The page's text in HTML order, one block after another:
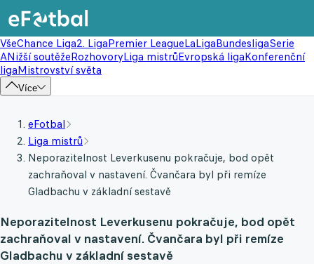
VšeChance Liga2. LigaPremier LeagueLaLigaBundesligaSerie
ANižší soutěžeRozhovoryLiga mistrůEvropská ligaKonferenční
ligaMistrovství světa
Více
eFotbal
Liga mistrů
Neporazitelnost Leverkusenu pokračuje, bod opět
zachraňoval v nastavení. Čvančara byl při remíze
Gladbachu v základní sestavě
Neporazitelnost Leverkusenu pokračuje, bod opět
zachraňoval v nastavení. Čvančara byl při remíze
Gladbachu v základní sestavě